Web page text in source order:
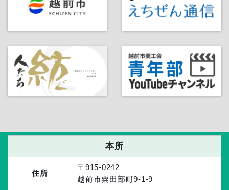
本所
住所
〒915-0242
越前市粟田部町9-1-9